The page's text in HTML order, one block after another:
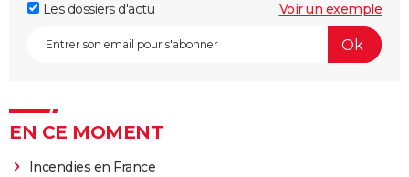
Les dossiers d'actu
Voir un exemple
EN CE MOMENT
Incendies en France